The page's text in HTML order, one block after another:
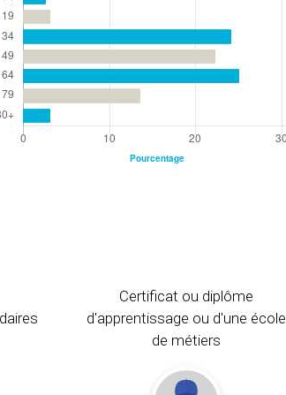
Certificat ou diplôme
d'apprentissage ou d'une école
de métiers